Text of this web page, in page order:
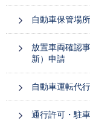
自動車保管場
放置車両確認
新）申請
自動車運転代
通行許可・駐